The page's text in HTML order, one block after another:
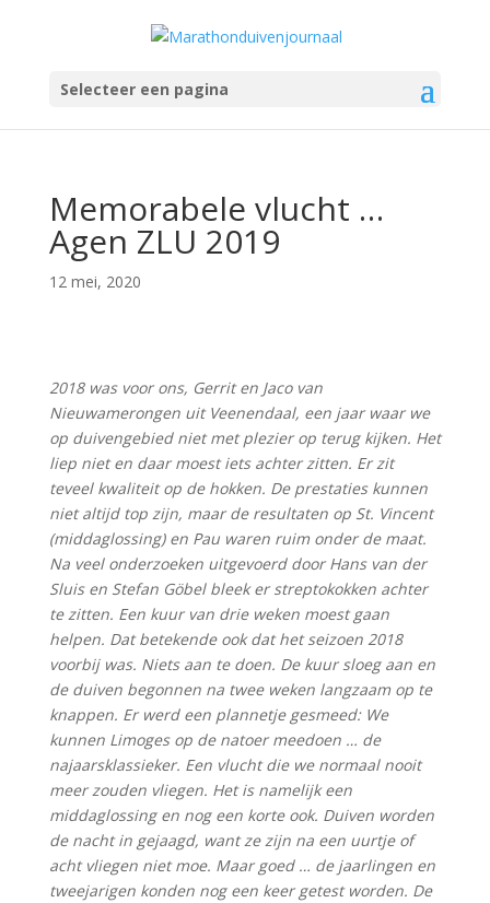
Selecteer een pagina
Memorabele vlucht …
Agen ZLU 2019
12 mei, 2020
2018 was voor ons, Gerrit en Jaco van
Nieuwamerongen uit Veenendaal, een jaar waar we
op duivengebied niet met plezier op terug kijken. Het
liep niet en daar moest iets achter zitten. Er zit
teveel kwaliteit op de hokken. De prestaties kunnen
niet altijd top zijn, maar de resultaten op St. Vincent
(middaglossing) en Pau waren ruim onder de maat.
Na veel onderzoeken uitgevoerd door Hans van der
Sluis en Stefan Göbel bleek er streptokokken achter
te zitten. Een kuur van drie weken moest gaan
helpen. Dat betekende ook dat het seizoen 2018
voorbij was. Niets aan te doen. De kuur sloeg aan en
de duiven begonnen na twee weken langzaam op te
knappen. Er werd een plannetje gesmeed: We
kunnen Limoges op de natoer meedoen … de
najaarsklassieker. Een vlucht die we normaal nooit
meer zouden vliegen. Het is namelijk een
middaglossing en nog een korte ook. Duiven worden
de nacht in gejaagd, want ze zijn na een uurtje of
acht vliegen niet moe. Maar goed … de jaarlingen en
tweejarigen konden nog een keer getest worden. De